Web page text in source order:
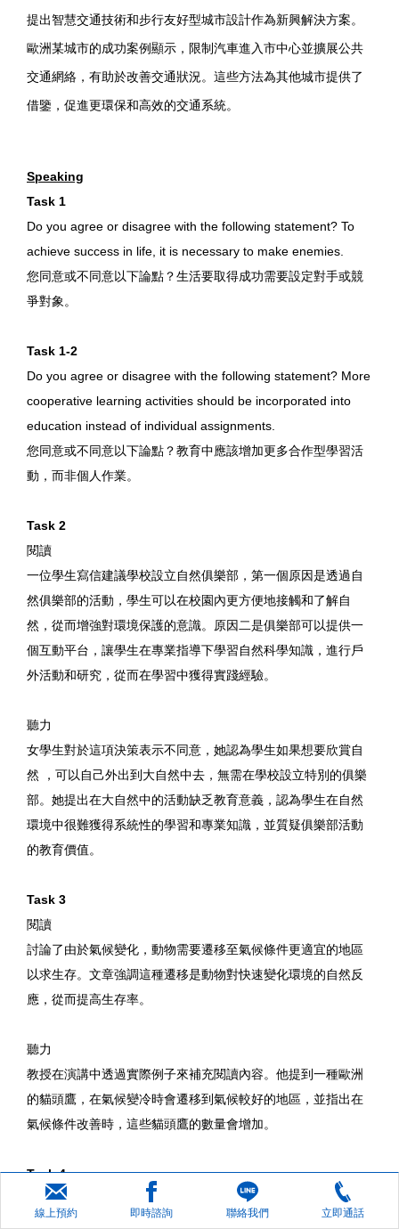
提出智慧交通技術和步行友好型城市設計作為新興解決方案。
歐洲某城市的成功案例顯示，限制汽車進入市中心並擴展公共
交通網絡，有助於改善交通狀況。這些方法為其他城市提供了
借鑒，促進更環保和高效的交通系統。
Speaking
Task 1
Do you agree or disagree with the following statement? To
achieve success in life, it is necessary to make enemies.
您同意或不同意以下論點？生活要取得成功需要設定對手或競
爭對象。
Task 1-2
Do you agree or disagree with the following statement? More
cooperative learning activities should be incorporated into
education instead of individual assignments.
您同意或不同意以下論點？教育中應該增加更多合作型學習活
動，而非個人作業。
Task 2
閱讀
一位學生寫信建議學校設立自然俱樂部，第一個原因是透過自
然俱樂部的活動，學生可以在校園內更方便地接觸和了解自
然，從而增強對環境保護的意識。原因二是俱樂部可以提供一
個互動平台，讓學生在專業指導下學習自然科學知識，進行戶
外活動和研究，從而在學習中獲得實踐經驗。
聽力
女學生對於這項決策表示不同意，她認為學生如果想要欣賞自
然 ，可以自己外出到大自然中去，無需在學校設立特別的俱樂
部。她提出在大自然中的活動缺乏教育意義，認為學生在自然
環境中很難獲得系統性的學習和專業知識，並質疑俱樂部活動
的教育價值。
Task 3
閱讀
討論了由於氣候變化，動物需要遷移至氣候條件更適宜的地區
以求生存。文章強調這種遷移是動物對快速變化環境的自然反
應，從而提高生存率。
聽力
教授在演講中透過實際例子來補充閱讀內容。他提到一種歐洲
的貓頭鷹，在氣候變冷時會遷移到氣候較好的地區，並指出在
氣候條件改善時，這些貓頭鷹的數量會增加。
Task 4
教授講述了現代教育中視訊會議的實施過程及其好處。以兩個
線上預約 即時諮詢 聯絡我們 立即通話